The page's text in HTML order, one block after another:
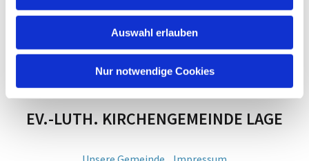
Auswahl erlauben
Nur notwendige Cookies
EV.-LUTH. KIRCHENGEMEINDE LAGE